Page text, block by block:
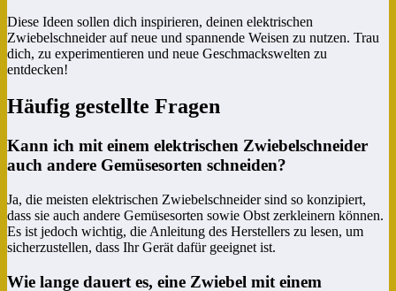
Diese Ideen sollen dich inspirieren, deinen elektrischen
Zwiebelschneider auf neue und spannende Weisen zu nutzen. Trau
dich, zu experimentieren und neue Geschmackswelten zu
entdecken!
Häufig gestellte Fragen
Kann ich mit einem elektrischen Zwiebelschneider
auch andere Gemüsesorten schneiden?
Ja, die meisten elektrischen Zwiebelschneider sind so konzipiert,
dass sie auch andere Gemüsesorten sowie Obst zerkleinern können.
Es ist jedoch wichtig, die Anleitung des Herstellers zu lesen, um
sicherzustellen, dass Ihr Gerät dafür geeignet ist.
Wie lange dauert es, eine Zwiebel mit einem